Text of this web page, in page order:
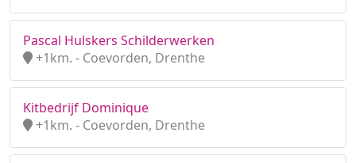
Pascal Hulskers Schilderwerken
+1km. - Coevorden, Drenthe
Kitbedrijf Dominique
+1km. - Coevorden, Drenthe